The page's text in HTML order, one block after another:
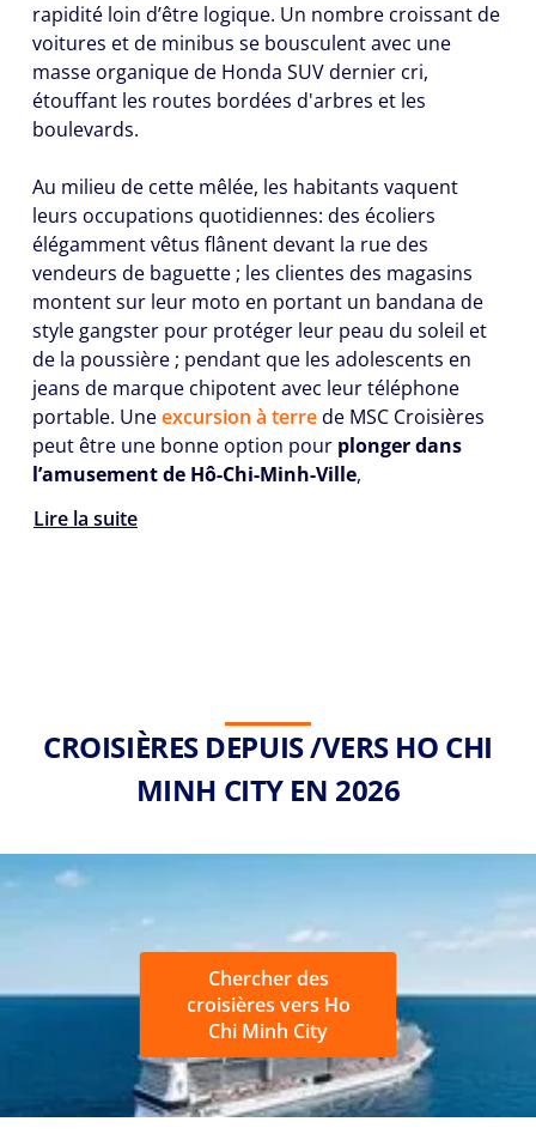
rapidité loin d’être logique. Un nombre croissant de
voitures et de minibus se bousculent avec une
masse organique de Honda SUV dernier cri,
étouffant les routes bordées d'arbres et les
boulevards.
Au milieu de cette mêlée, les habitants vaquent
leurs occupations quotidiennes: des écoliers
élégamment vêtus flânent devant la rue des
vendeurs de baguette ; les clientes des magasins
montent sur leur moto en portant un bandana de
style gangster pour protéger leur peau du soleil et
de la poussière ; pendant que les adolescents en
jeans de marque chipotent avec leur téléphone
portable. Uneexcursion à terrede MSC Croisières
peut être une bonne option pour plonger dans
l’amusement de Hô-Chi-Minh-Ville,
Lire la suite
CROISIÈRES DEPUIS /VERS HO CHI
MINH CITY EN 2026
Chercher des
croisières vers Ho
Chi Minh City